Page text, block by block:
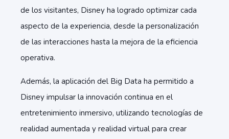
de los visitantes, Disney ha logrado optimizar cada
aspecto de la experiencia, desde la personalización
de las interacciones hasta la mejora de la eficiencia
operativa.
Además, la aplicación del Big Data ha permitido a
Disney impulsar la innovación continua en el
entretenimiento inmersivo, utilizando tecnologías de
realidad aumentada y realidad virtual para crear